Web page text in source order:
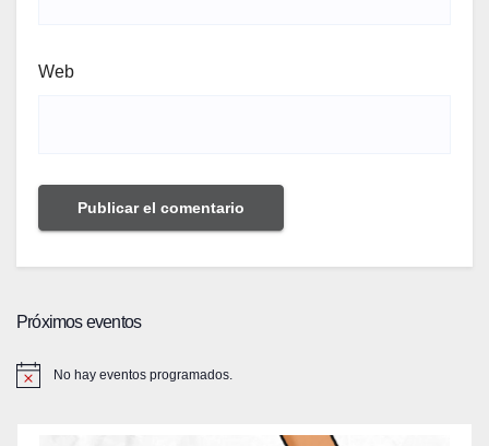
Web
Próximos eventos
No hay eventos programados.